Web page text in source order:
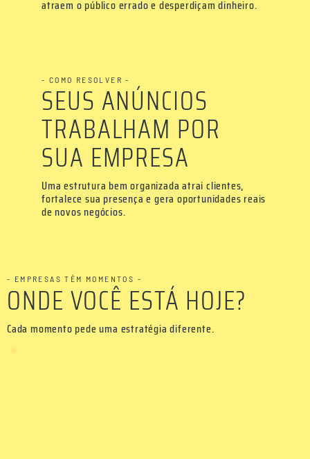
atraem o público errado e desperdiçam dinheiro.
- COMO RESOLVER -
SEUS ANÚNCIOS
TRABALHAM POR
SUA EMPRESA
Uma estrutura bem organizada atrai clientes,
fortalece sua presença e gera oportunidades reais
de novos negócios.
- EMPRESAS TÊM MOMENTOS -
ONDE VOCÊ ESTÁ HOJE?
Cada momento pede uma estratégia diferente.